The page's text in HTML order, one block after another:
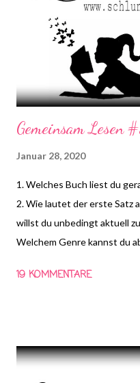
Gemeinsam Lesen
Januar 28, 2020
1. Welches Buch liest du
2. Wie lautet der erste Satz
willst du unbedingt aktuell
Welchem Genre kannst du
Woche anschauen und
und Zeit dazu hat. Die
beantwortet werden. Bitte
19 KOMMENTARE